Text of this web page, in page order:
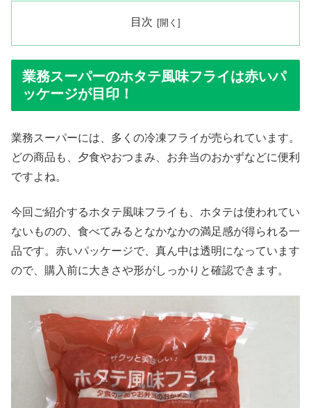
目次
業務スーパーのホタテ風味フライは赤いパ
ッケージが目印！
業務スーパーには、多くの冷凍フライが売られています。
どの商品も、夕食やおつまみ、お弁当のおかずなどに便利
ですよね。
今回ご紹介するホタテ風味フライも、ホタテは使われてい
ないものの、食べてみるとなかなかの満足感が得られる一
品です。赤いパッケージで、真ん中は透明になっています
ので、購入前に大きさや形がしっかりと確認できます。